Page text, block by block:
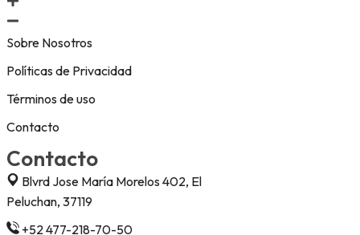
Sobre Nosotros
Políticas de Privacidad
Términos de uso
Contacto
Contacto
Blvrd Jose María Morelos 402, El
Peluchan, 37119
+52 477-218-70-50